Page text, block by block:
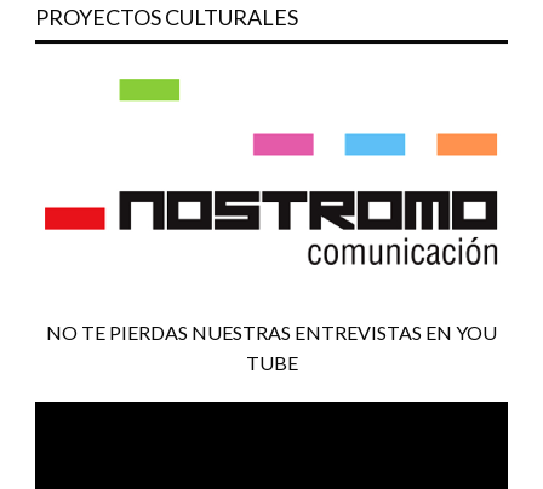
PROYECTOS CULTURALES
NO TE PIERDAS NUESTRAS ENTREVISTAS EN YOU
TUBE